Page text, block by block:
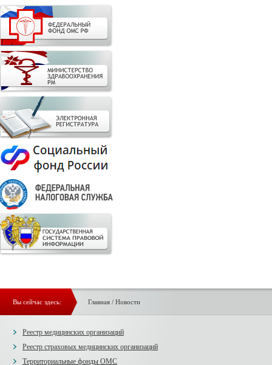
Вы сейчас здесь: Главная/ Новости
Реестр медицинских организаций
Реестр страховых медицинских организаций
Территориальные фонды ОМС